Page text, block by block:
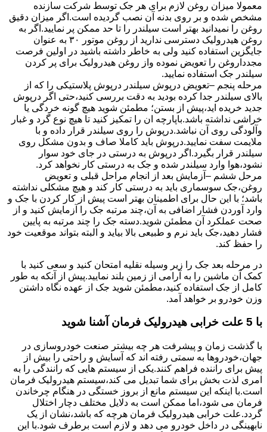
معمولا میزان روغن لازم برای هر جک توسط شرکت سازنده
مشخص شده و بر روی بدنه آن نصب گردیده است.اگر میزان دقیق
روغن را نمیدانید بهتر است سیلندر را تا حد ممکن پر نمایید.اگر به
روغن هیدرولیک دسترسی ندارید از روغن موتور ۳۰ به عنوان
جایگزین استفاده کنید ولی به خاطر داشته باشید در اولین فرصت
مجدداروغن را تعویض نموده واز روغن هیدرولیک برای پر کردن
سیلندر جک استفاده نمایید.
مرحله پنجم –تعویض درپوش سیلندر درپوش پلاستیکی را که از
بالای سیلندر جدا کرده بودید به دقت بررسی کنید،حتی اگر درپوش
جدید خریده اید،پیش از بستن؛ مطمئن شوید هیچ گونه خردگی یا
خراشی نداشته باشد.باپارچه ان را تمکیز کنید تا هیچ نوع گرد و غبار
وآلودگی روی آن نباشد.درپوش را روی سیلندر قرار داده و با
ملایمت سفت نمایید.درپوش باید کاملا صاف و بدون مشکل روی
سیلندر قرار بگیرد.اگر درپوش به درستی در جای خود سوار
نشود،هوا وارد سیلندر شده و جک به درستی کار نخواهد کرد.
مرحل ششم –آزمایش بعد از انجام مراحل قبلی و تعویض
روغن،جک سوسماری باید به درستی کار کند و هیچ مشکلی نداشته
باشد؛ با این حال برای اطمینان بهتر است پیش از کار کردن با جک و
وارد آوردن فشار اضافی به آن،چند مرتبه جک را آزمایش کنید و از
صحت عملکرد آن مطمئن شوید.دسته جک را چند مرتبه به پایین
فشار دهید،جک باید نرم و طبیعی بالا بیاید و البته بتواند موقعیت خود
را حفظ کند.
در مرحله بعد جک را زیر وسیله نقلیه امتحان کنید و سعی کنید با
کمک آن ماشین را به آرامی از زمین بلند نمایید.پیش از آنکه به طور
کامل از جک استفاده کنید،مطمئن شوید جک از عهده نگاه داشتن
وزن خودرو بر خواهد آمد.
با 5 علت خرابی هیدرولیک فرمان آشنا شوید
با گذشت زمان و پیشرفت هر چه بیشتر صنعت خودروسازی در
جهان،خودروها به سمتی رفته اند که آسایش و راحتی را بیش از
پیش برای راننده فراهم کنند.یکی از سیستم هایی که رانندگی را به
امری لذت بخش برای شما تبدیل می کند،سیستم هیدرولیک فرمان
است.با اینکه این سیستم مانع از بروز خستگی در هنگام چرخاندن
فرمان می شود،اما ممکن است به دلایل مختلف دچار اختلال
گردد.علت خرابی هیدرولیک فرمان هرچه که باشد،نشان از یک
نابهینگی در داخل خودرو می دهد و لازم است برطرف شود.با این